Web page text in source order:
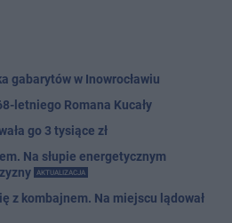
gabarytów w Inowrocławiu
letniego Romana Kucały
go 3 tysiące zł
Na słupie energetycznym
AKTUALIZACJA
z kombajnem. Na miejscu lądował